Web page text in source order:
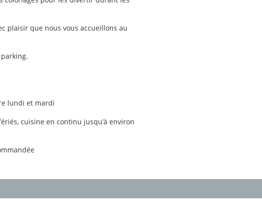
plaisir que nous vous accueillons au
parking.
lundi et mardi
cuisine en continu jusqu’à environ